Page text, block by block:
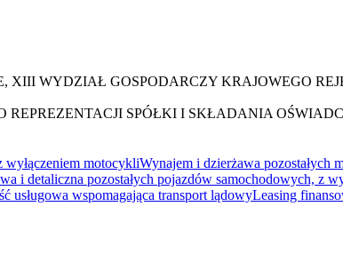
XIII WYDZIAŁ GOSPODARCZY KRAJOWEGO
SPÓŁKI I SKŁADANIA
wyłączeniem motocykliWynajem i dzierżawa pozostałych
i detaliczna pozostałych pojazdów samochodowych, z
usługowa wspomagająca transport lądowyLeasing